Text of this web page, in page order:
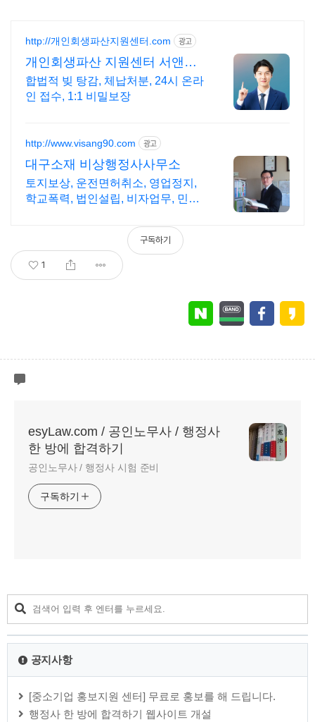
http://개인회생파산지원센터.com 광고
개인회생파산 지원센터 서앤율
빚탕감 모든 채무 해결
합법적 빚 탕감, 체납처분, 24시 온라
인 접수, 1:1 비밀보장
http://www.visang90.com 광고
대구소재 비상행정사사무소
토지보상, 운전면허취소, 영업정지,
학교폭력, 법인설립, 비자업무, 민간
1
구독하기
esyLaw.com / 공인노무사 / 행정사
한 방에 합격하기
공인노무사 / 행정사 시험 준비
구독하기
공지사항
[중소기업 홍보지원 센터] 무료로 홍보를 해 드립니다.
행정사 한 방에 합격하기 웹사이트 개설